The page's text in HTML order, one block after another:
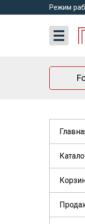
Режим